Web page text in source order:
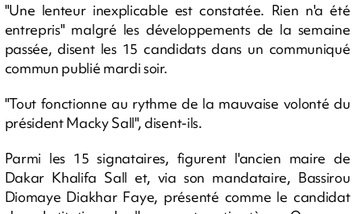
"Une lenteur inexplicable est constatée. Rien n'a été
entrepris" malgré les développements de la semaine
passée, disent les 15 candidats dans un communiqué
commun publié mardi soir.
"Tout fonctionne au rythme de la mauvaise volonté du
président Macky Sall", disent-ils.
Parmi les 15 signataires, figurent l'ancien maire de
Dakar Khalifa Sall et, via son mandataire, Bassirou
Diomaye Diakhar Faye, présenté comme le candidat